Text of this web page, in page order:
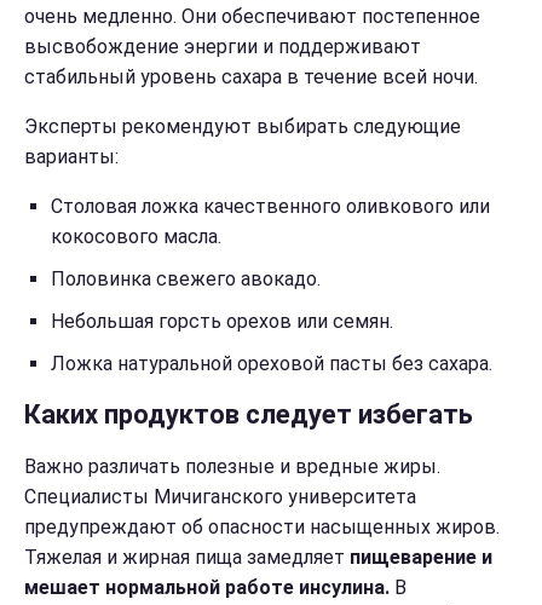
очень медленно. Они обеспечивают постепенное
высвобождение энергии и поддерживают
стабильный уровень сахара в течение всей ночи.
Эксперты рекомендуют выбирать следующие
варианты:
Столовая ложка качественного оливкового или
кокосового масла.
Половинка свежего авокадо.
Небольшая горсть орехов или семян.
Ложка натуральной ореховой пасты без сахара.
Каких продуктов следует избегать
Важно различать полезные и вредные жиры.
Специалисты Мичиганского университета
предупреждают об опасности насыщенных жиров.
Тяжелая и жирная пища замедляет пищеварение и
мешает нормальной работе инсулина. В